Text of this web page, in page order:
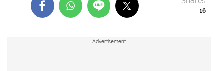
16
Advertisement